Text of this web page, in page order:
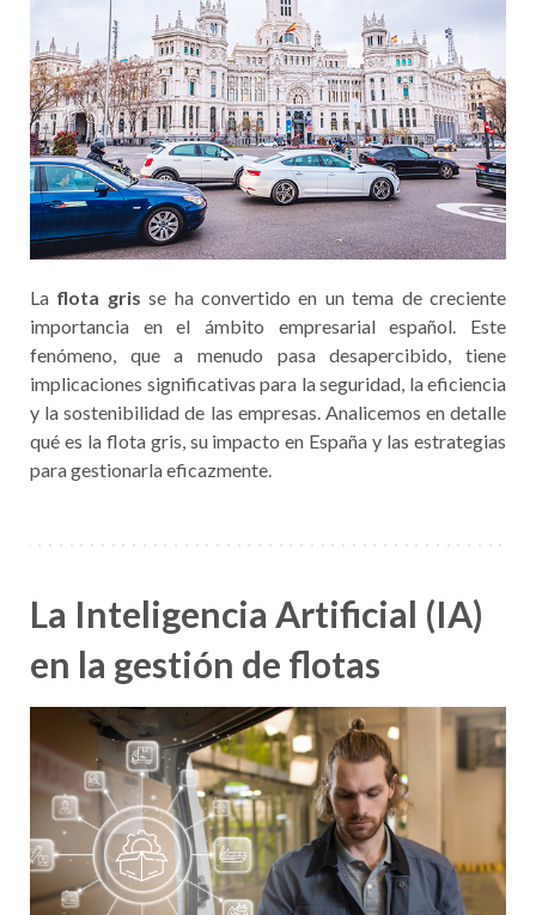
La flota gris se ha convertido en un tema de creciente
importancia en el ámbito empresarial español. Este
fenómeno, que a menudo pasa desapercibido, tiene
implicaciones significativas para la seguridad, la eficiencia
y la sostenibilidad de las empresas. Analicemos en detalle
qué es la flota gris, su impacto en España y las estrategias
para gestionarla eficazmente.
La Inteligencia Artificial (IA)
en la gestión de flotas